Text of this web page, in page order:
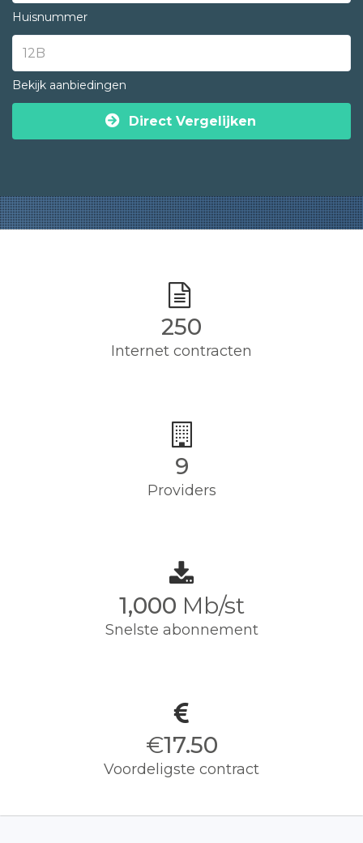
Huisnummer
Bekijk aanbiedingen
Direct Vergelijken
250
Internet contracten
9
Providers
1,000 Mb/st
Snelste abonnement
€17.50
Voordeligste contract